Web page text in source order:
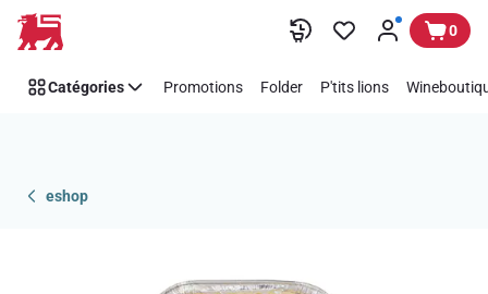
Passer 0
Catégories Promotions Folder P'tits lions
eshop